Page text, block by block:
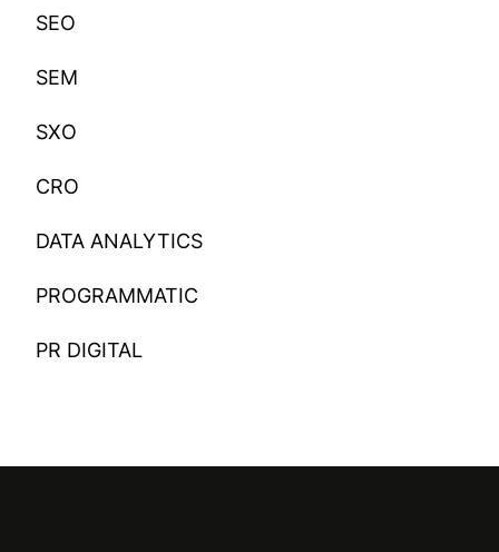
SEO
SEM
SXO
CRO
DATA ANALYTICS
PROGRAMMATIC
PR DIGITAL